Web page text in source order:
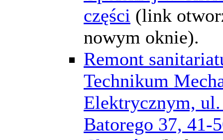
części (link
nowym oknie).
Remont
Technikum
Elektrycznym,
Batorego 37, 41-